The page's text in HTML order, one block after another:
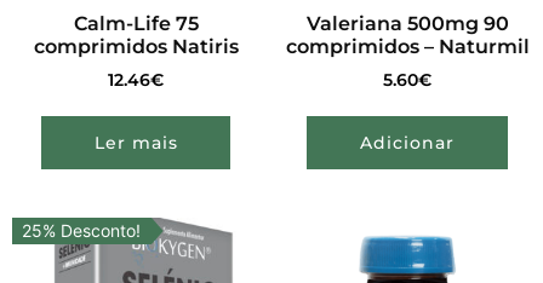
Calm-Life 75
comprimidos Natiris
12.46€
Ler mais
Valeriana 500mg 90
comprimidos – Naturmil
5.60€
Adicionar
25% Desconto!